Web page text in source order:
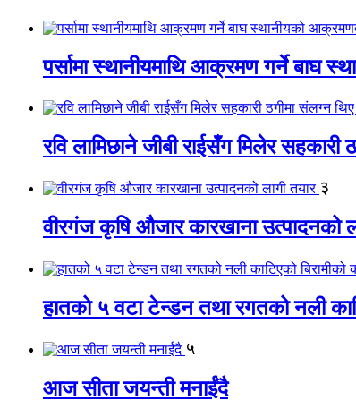
पर्सामा स्थानीयमाथि आक्रमण गर्ने बाघ
रवि लामिछाने जीबी राईसँग मिलेर
३
वीरगंज कृषि औजार कारखाना उत्पादनको
हातको ५ वटा टेन्डन तथा रगतको नली
५
आज सीता जयन्ती मनाईंदै